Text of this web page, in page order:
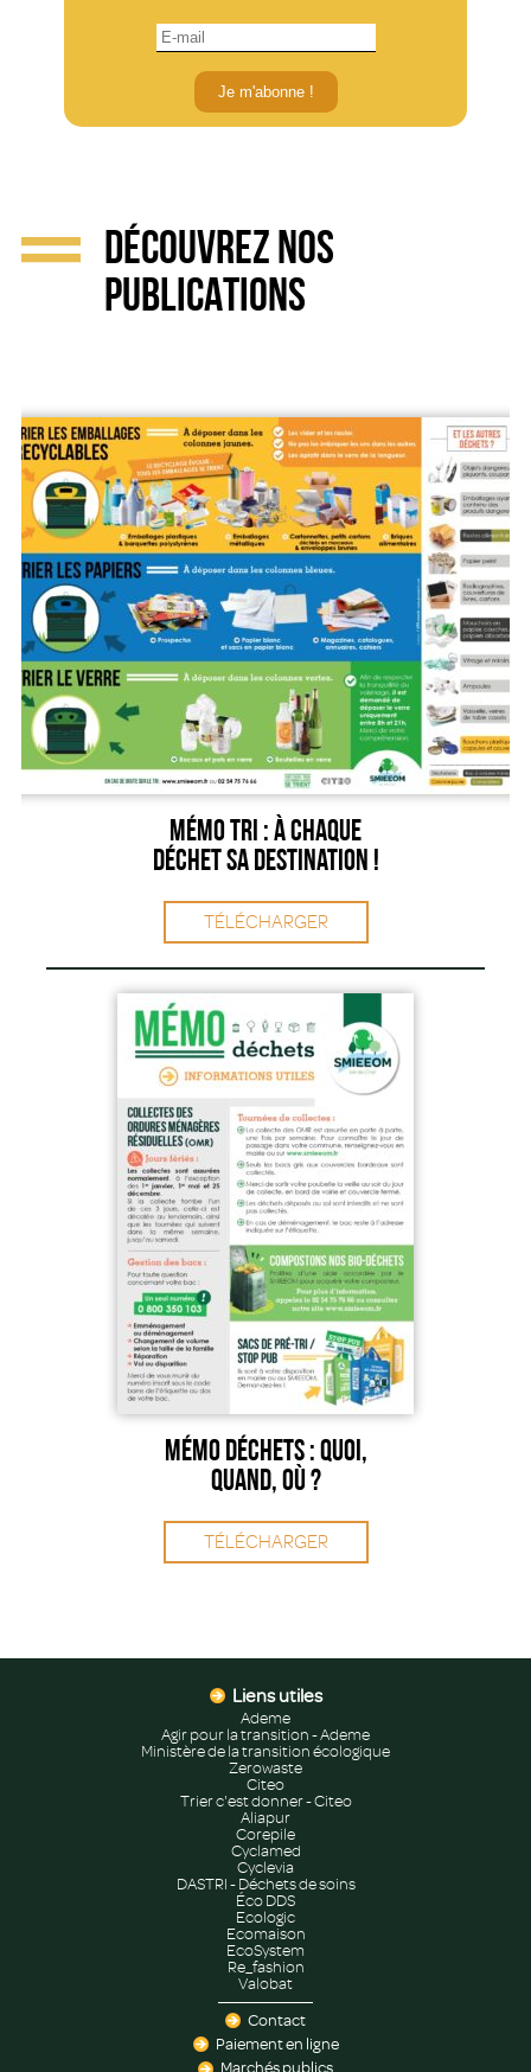
Je m'abonne !
DÉCOUVREZ NOS
PUBLICATIONS
Mémo tri : à chaque
déchet sa destination !
TÉLÉCHARGER
Mémo déchets : quoi,
quand, où ?
TÉLÉCHARGER
Liens utiles
Ademe
Agir pour la transition - Ademe
Ministère de la transition écologique
Zerowaste
Citeo
Trier c'est donner - Citeo
Aliapur
Corepile
Cyclamed
Cyclevia
DASTRI - Déchets de soins
Éco DDS
Ecologic
Ecomaison
EcoSystem
Re_fashion
Valobat
Contact
Paiement en ligne
Marchés publics